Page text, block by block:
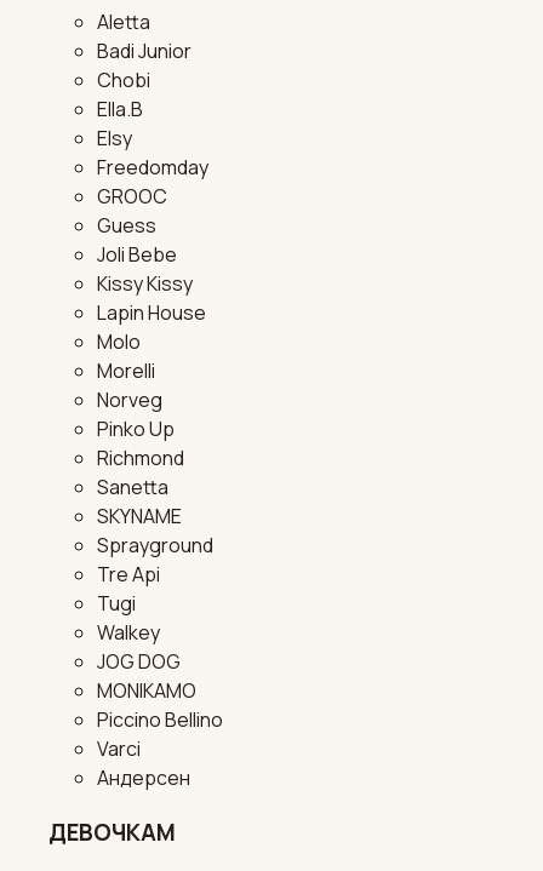
Aletta
Badi Junior
Chobi
Ella.B
Elsy
Freedomday
GROOC
Guess
Joli Bebe
Kissy Kissy
Lapin House
Molo
Morelli
Norveg
Pinko Up
Richmond
Sanetta
SKYNAME
Sprayground
Tre Api
Tugi
Walkey
JOG DOG
MONIKAMO
Piccino Bellino
Varci
Андерсен
ДЕВОЧКАМ